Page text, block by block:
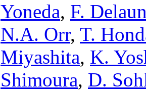
Yoneda, F.
N.A. Orr, T.
Miyashita, K.
Shimoura, D.